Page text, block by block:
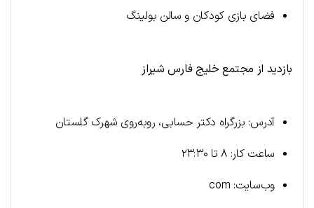
فضای بازی کودکان و سالن بولینگ
بازدید از مجتمع خلیج فارس شیراز
آدرس: بزرگراه دکتر حسابی، رو‌به‌روی شهرک گلستان
ساعت کار: ۸ تا ۲۳:۳۰
وب‌سایت: com